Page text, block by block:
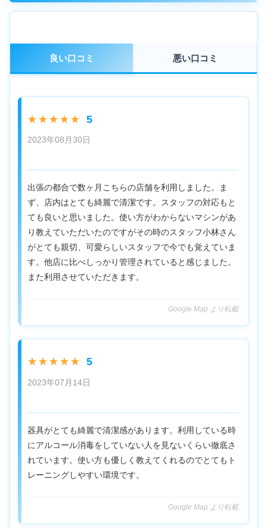
良い口コミ 悪い口コミ
★★★★★ 5
2023年08月30日
出張の都合で数ヶ月こちらの店舗を利用しました。ま
ず、店内はとても綺麗で清潔です。スタッフの対応もと
ても良いと思いました。使い方がわからないマシンがあ
り教えていただいたのですがその時のスタッフ小林さん
がとても親切、可愛らしいスタッフで今でも覚えていま
す。他店に比べしっかり管理されていると感じました。
また利用させていただきます。
Google Map より転載
★★★★★ 5
2023年07月14日
器具がとても綺麗で清潔感があります。利用している時
にアルコール消毒をしていない人を見ないくらい徹底さ
れています。使い方も優しく教えてくれるのでとてもト
レーニングしやすい環境です。
Google Map より転載